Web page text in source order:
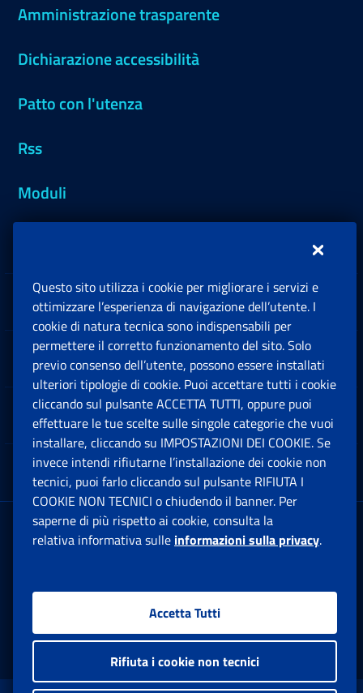
Amministrazione trasparente
Dichiarazione accessibilità
Patto con l'utenza
Rss
Moduli
Sedi e Contatti
Software
Note Legali
App mobile
Sede Legale : Via Ciro il Grande, 21
00144 Roma
Facebook: Apre una nuova finestra
Twitter: Apre una nuova finestra
Whatsapp: Apre una nuova
Youtube: Apre una
Instagram:
Questo sito utilizza i cookie per migliorare i servizi e
ottimizzare l’esperienza di navigazione dell’utente. I
cookie di natura tecnica sono indispensabili per
permettere il corretto funzionamento del sito. Solo
previo consenso dell’utente, possono essere installati
ulteriori tipologie di cookie. Puoi accettare tutti i cookie
cliccando sul pulsante ACCETTA TUTTI, oppure puoi
effettuare le tue scelte sulle singole categorie che vuoi
installare, cliccando su IMPOSTAZIONI DEI COOKIE. Se
invece intendi rifiutarne l’installazione dei cookie non
tecnici, puoi farlo cliccando sul pulsante RIFIUTA I
COOKIE NON TECNICI o chiudendo il banner. Per
saperne di più rispetto ai cookie, consulta la
relativa informativa sulle informazioni sulla privacy.
Accetta Tutti
Rifiuta i cookie non tecnici